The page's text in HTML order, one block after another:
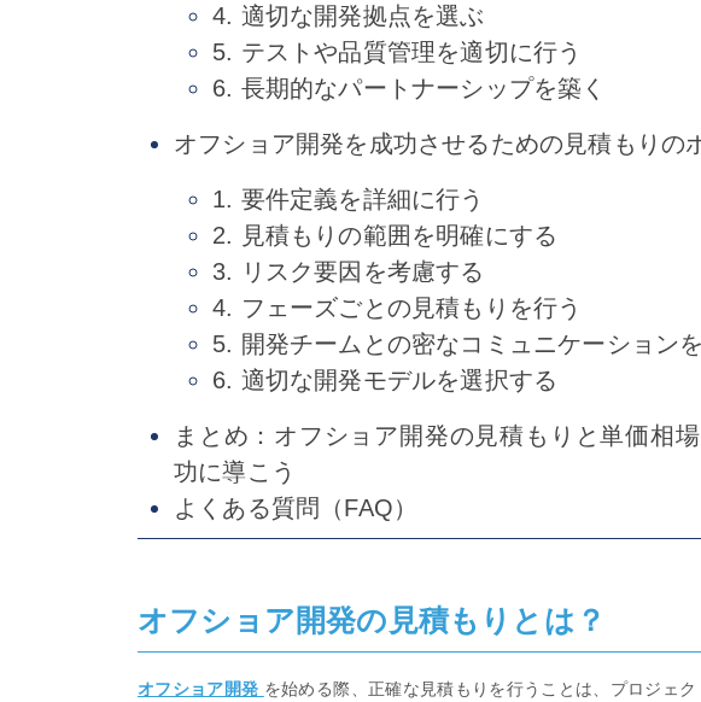
4. 適切な開発拠点を選ぶ
5. テストや品質管理を適切に行う
6. 長期的なパートナーシップを築く
オフショア開発を成功させるための見積もりの
1. 要件定義を詳細に行う
2. 見積もりの範囲を明確にする
3. リスク要因を考慮する
4. フェーズごとの見積もりを行う
5. 開発チームとの密なコミュニケーション
6. 適切な開発モデルを選択する
まとめ：オフショア開発の見積もりと単価相
功に導こう
よくある質問（FAQ）
オフショア開発の見積もりとは？
オフショア開発 を始める際、正確な見積もりを行うことは、プロジェ